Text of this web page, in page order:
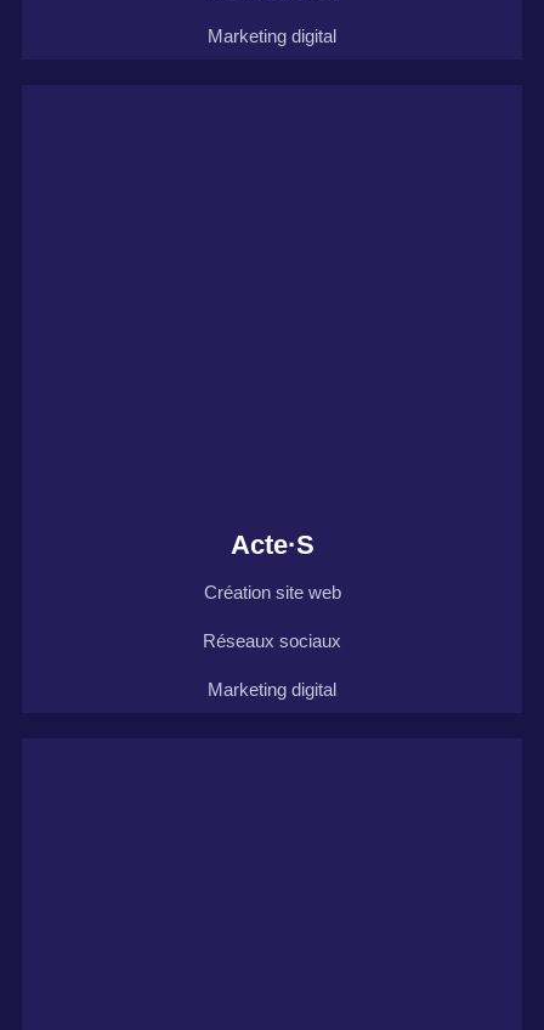
Marketing digital
Acte·S
Création site web
Réseaux sociaux
Marketing digital